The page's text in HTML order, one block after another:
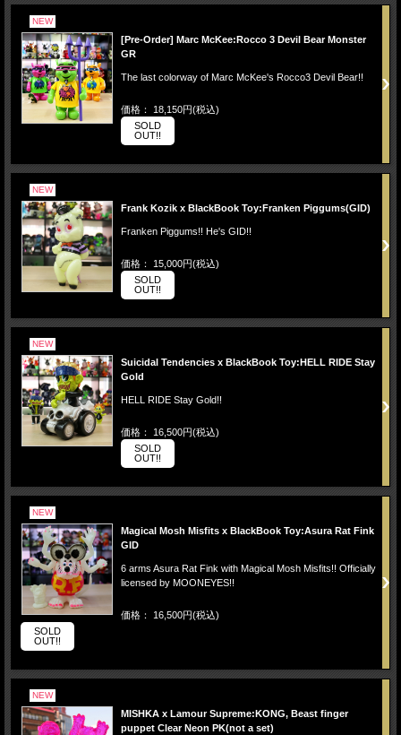
NEW
[Pre-Order] Marc McKee:Rocco 3 Devil Bear Monster
GR
The last colorway of Marc McKee's Rocco3 Devil Bear!!
価格： 18,150円(税込)
SOLD
OUT!!
NEW
Frank Kozik x BlackBook Toy:Franken Piggums(GID)
Franken Piggums!! He's GID!!
価格： 15,000円(税込)
SOLD
OUT!!
NEW
Suicidal Tendencies x BlackBook Toy:HELL RIDE Stay
Gold
HELL RIDE Stay Gold!!
価格： 16,500円(税込)
SOLD
OUT!!
NEW
Magical Mosh Misfits x BlackBook Toy:Asura Rat Fink
GID
6 arms Asura Rat Fink with Magical Mosh Misfits!! Officially
licensed by MOONEYES!!
価格： 16,500円(税込)
SOLD
OUT!!
NEW
MISHKA x Lamour Supreme:KONG, Beast finger
puppet Clear Neon PK(not a set)